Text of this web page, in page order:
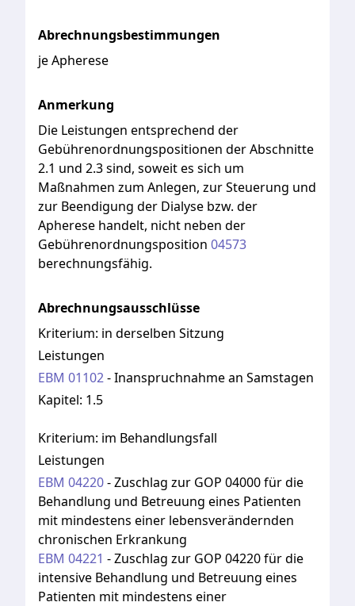
Abrechnungsbestimmungen
je Apherese
Anmerkung
Die Leistungen entsprechend der
Gebührenordnungspositionen derAbschnitte
2.1 und 2.3sind, soweites sich um
Maßnahmen zum Anlegen, zurSteuerung und
zur Beendigung der Dialyse bzw. der
Apherese handelt, nicht neben der
Gebührenordnungsposition 04573
berechnungsfähig.
Abrechnungsausschlüsse
Kriterium: in derselben Sitzung
Leistungen
EBM 01102-Inanspruchnahme an Samstagen
Kapitel: 1.5
Kriterium: im Behandlungsfall
Leistungen
EBM 04220-Zuschlag zur GOP 04000 für die
Behandlung und Betreuung eines Patienten
mit mindestens einer lebensverändernden
chronischen Erkrankung
EBM 04221 -Zuschlag zur GOP 04220 für die
intensive Behandlung und Betreuung eines
Patienten mit mindestens einer